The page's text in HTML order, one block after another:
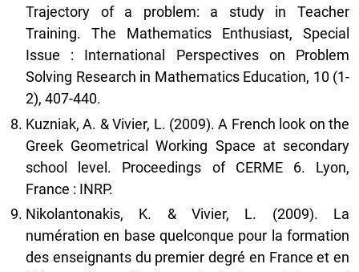
Trajectory of a problem: a study in Teacher
Training. The Mathematics Enthusiast, Special
Issue : International Perspectives on Problem
Solving Research in Mathematics Education, 10 (1-
2), 407-440.
Kuzniak, A. & Vivier, L. (2009). A French look on the
Greek Geometrical Working Space at secondary
school level. Proceedings of CERME 6. Lyon,
France : INRP.
Nikolantonakis, K. & Vivier, L. (2009). La
numération en base quelconque pour la formation
des enseignants du premier degré en France et en